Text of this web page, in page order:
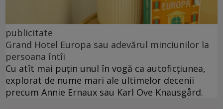
publicitate
Grand Hotel Europa sau adevărul minciunilor la
persoana întîi
Cu atît mai puțin unul în vogă ca autoficțiunea,
explorat de nume mari ale ultimelor decenii
precum Annie Ernaux sau Karl Ove Knausgård.